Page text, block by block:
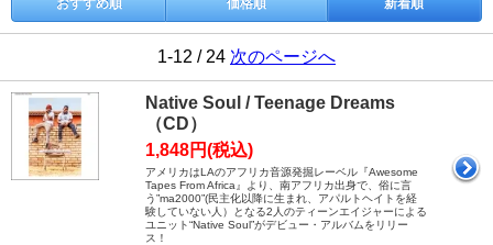
おすすめ順 価格順 新着順
1-12 / 24 次のページへ
Native Soul / Teenage Dreams
（CD）
1,848円(税込)
アメリカはLAのアフリカ音源発掘レーベル『Awesome
Tapes From Africa』より、南アフリカ出身で、俗に言
う”ma2000”(民主化以降に生まれ、アパルトヘイトを経
験していない人）となる2人のティーンエイジャーによる
ユニット“Native Soul”がデビュー・アルバムをリリー
ス！